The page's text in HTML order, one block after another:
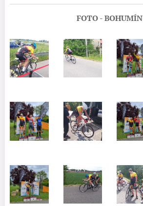
FOTO - BOHUMÍN